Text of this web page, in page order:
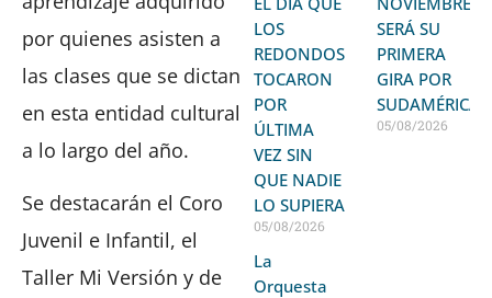
por quienes asisten a
las clases que se dictan
en esta entidad cultural
a lo largo del año.
Se destacarán el Coro
Juvenil e Infantil, el
Taller Mi Versión y de
LOS
REDONDOS
TOCARON
POR
ÚLTIMA
VEZ SIN
QUE NADIE
LO SUPIERA
05/08/2026
SERÁ SU
PRIMERA
GIRA POR
SUDAMÉRICA
05/08/2026
La
Orquesta